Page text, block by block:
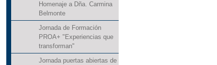
Homenaje a Dña. Carmina
Belmonte
Jornada de Formación
PROA+ "Experiencias que
transforman"
Jornada puertas abiertas de